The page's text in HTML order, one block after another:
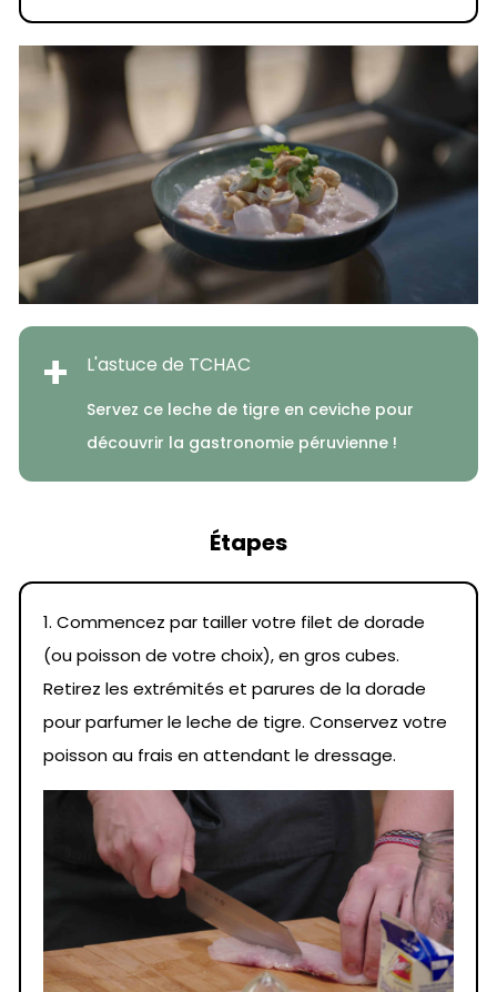
+ L'astuce de TCHAC
Servez ce leche de tigre en ceviche pour
découvrir la gastronomie péruvienne !
Étapes
1. Commencez par tailler votre filet de dorade
(ou poisson de votre choix), en gros cubes.
Retirez les extrémités et parures de la dorade
pour parfumer le leche de tigre. Conservez votre
poisson au frais en attendant le dressage.